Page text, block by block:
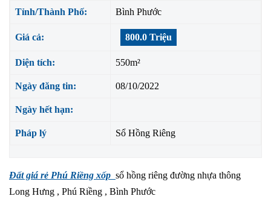
Tỉnh/Thành Phố: Bình Phước
Giá cả: 800.0 Triệu
Diện tích: 550m²
Ngày đăng tin: 08/10/2022
Ngày hết hạn:
Pháp lý Sổ Hồng Riêng
Đất giá rẻ Phú Riềng xốp sổ hồng riêng đường nhựa thông
Long Hưng , Phú Riềng , Bình Phước